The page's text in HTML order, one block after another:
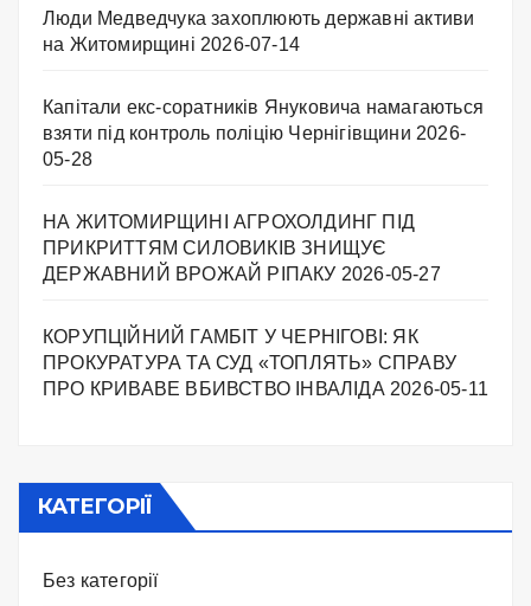
Люди Медведчука захоплюють державні активи
на Житомирщині 2026-07-14
Капітали екс-соратників Януковича намагаються
взяти під контроль поліцію Чернігівщини 2026-
05-28
НА ЖИТОМИРЩИНІ АГРОХОЛДИНГ ПІД
ПРИКРИТТЯМ СИЛОВИКІВ ЗНИЩУЄ
ДЕРЖАВНИЙ ВРОЖАЙ РІПАКУ ​ 2026-05-27
КОРУПЦІЙНИЙ ГАМБІТ У ЧЕРНІГОВІ: ЯК
ПРОКУРАТУРА ТА СУД «ТОПЛЯТЬ» СПРАВУ
ПРО КРИВАВЕ ВБИВСТВО ІНВАЛІДА 2026-05-11
КАТЕГОРІЇ
Без категорії